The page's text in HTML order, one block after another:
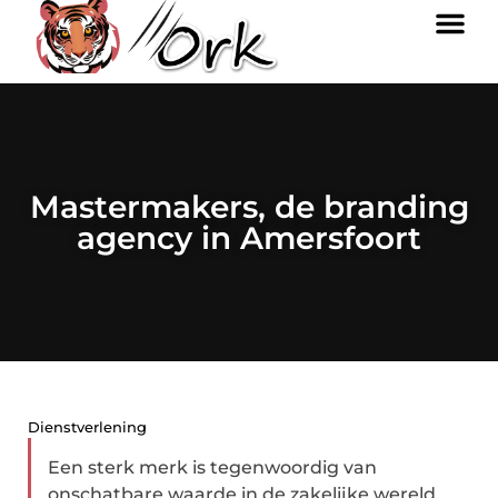
Mastermakers, de branding
agency in Amersfoort
Dienstverlening
Een sterk merk is tegenwoordig van